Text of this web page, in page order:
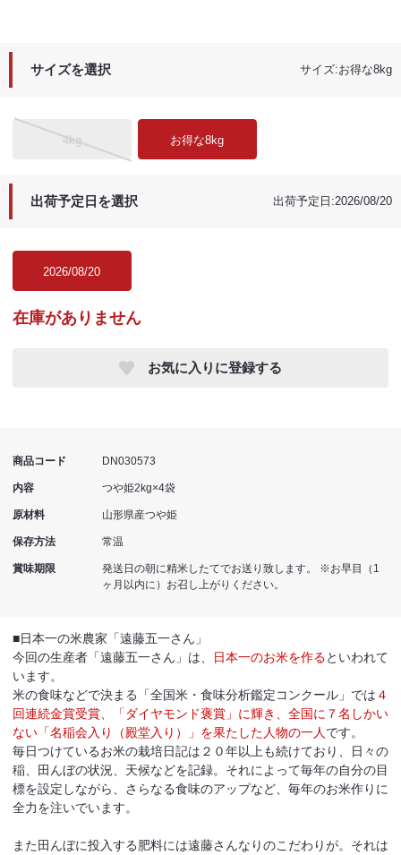
サイズを選択 サイズ:お得な8kg
4kg お得な8kg
出荷予定日を選択 出荷予定日:2026/08/20
2026/08/20
お気に入りに登録する
在庫がありません
商品コード DN030573
内容 つや姫2kg×4袋
原材料 山形県産つや姫
保存方法 常温
賞味期限
発送日の朝に精米したてでお送り致します。 ※お早目（1
ヶ月以内に）お召し上がりください。
■日本一の米農家「遠藤五一さん」
今回の生産者「遠藤五一さん」は、
日本一のお米を作るといわれて
います。
米の食味などで決まる「全国米・食味分析鑑定コンクール」では ４
回連続金賞受賞、「ダイヤモンド褒賞」に輝き、全国に７名しかい
ない「名稲会入り（殿堂入り）」を果たした人物の一人 です。
毎日つけているお米の栽培日記は２０年以上も続けており、日々の
稲、田んぼの状況、天候などを記録。それによって毎年の自分の目
標を設定しながら、さらなる食味のアップなど、毎年のお米作りに
全力を注いでいます。
また田んぼに投入する肥料には遠藤さんなりのこだわりが。それは